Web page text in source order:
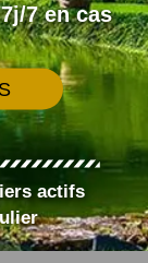
7 en cas
actifs